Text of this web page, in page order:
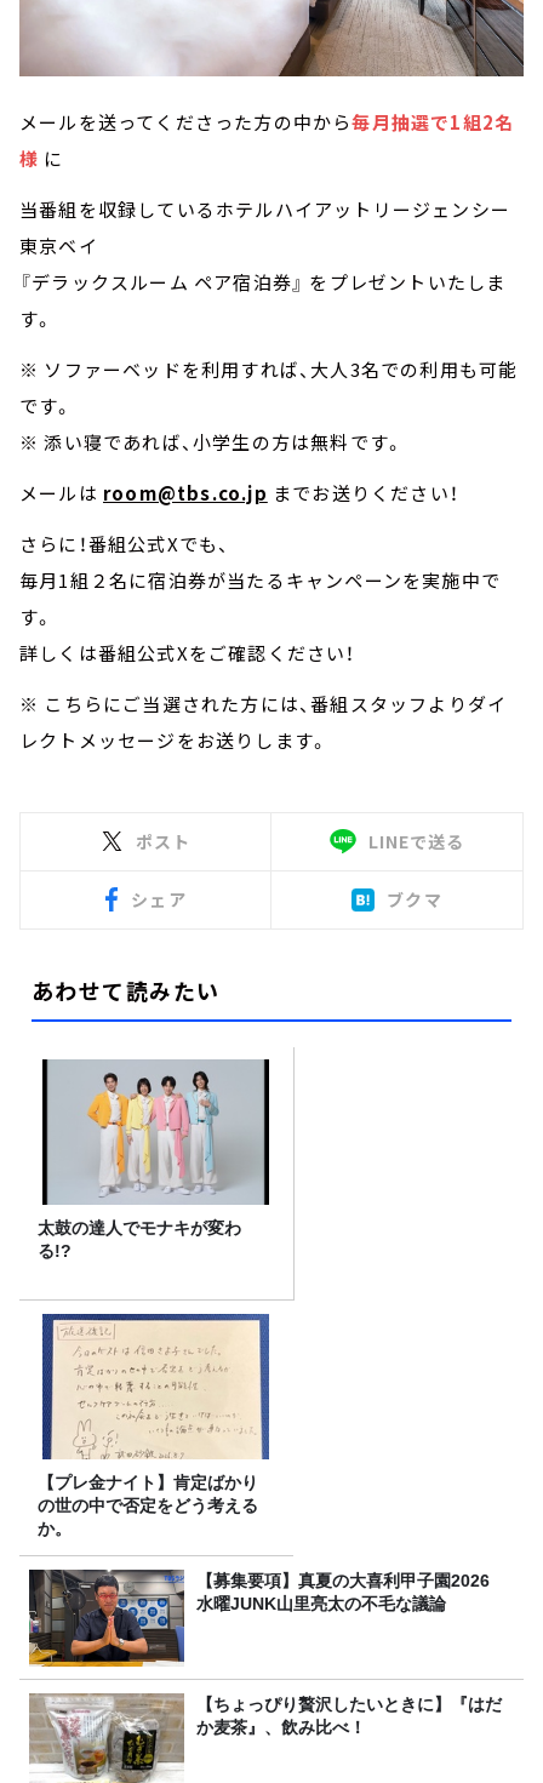
メールを送ってくださった方の中から毎月抽選で1組2名
様 に
当番組を収録しているホテルハイアットリージェンシー
東京ベイ
『デラックスルーム ペア宿泊券』 をプレゼントいたしま
す。
※ ソファーベッドを利用すれば、大人3名での利用も可能
です。
※ 添い寝であれば、小学生の方は無料です。
メールは room@tbs.co.jp までお送りください！
さらに！番組公式Xでも、
毎月1組２名に宿泊券が当たるキャンペーンを実施中で
す。
詳しくは番組公式Xをご確認ください！
※ こちらにご当選された方には、番組スタッフよりダイ
レクトメッセージをお送りします。
ポスト LINEで送る
シェア ブクマ
あわせて読みたい
太鼓の達人でモナキが変わ
る!?
【プレ金ナイト】肯定ばかり
の世の中で否定をどう考える
か。
【募集要項】真夏の大喜利甲子園2026
水曜JUNK山里亮太の不毛な議論
【ちょっぴり贅沢したいときに】『はだ
か麦茶』、飲み比べ！